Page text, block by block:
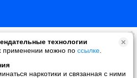
технологии
применении можно по ссылке
наркотики и связанная с ними